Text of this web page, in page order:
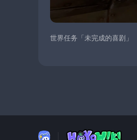
世界任务「未完成的喜剧」